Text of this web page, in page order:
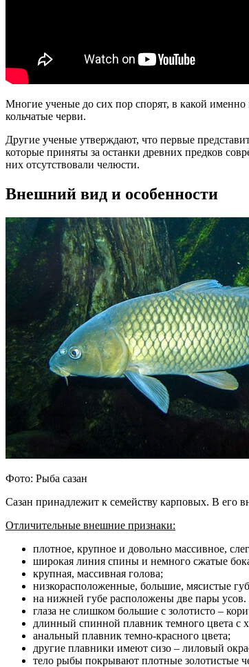
Многие ученые до сих пор спорят, в какой
кольчатые черви.
Другие ученые утверждают, что первые
которые приняты за останки древних предков
них отсутствовали челюсти.
Внешний вид и особенности
Фото: Рыба сазан
Сазан принадлежит к семейству карповых. В его
Отличительные внешние признаки:
плотное, крупное и довольно массивное,
широкая линия спины и немного сжатые
крупная, массивная голова;
низкорасположенные, большие, мясистые
на нижней губе расположены две пары
глаза не слишком большие с золотисто –
длинный спинной плавник темного цвета с
анальный плавник темно-красного цвета;
другие плавники имеют сизо – лиловый
тело рыбы покрывают плотные золотистые